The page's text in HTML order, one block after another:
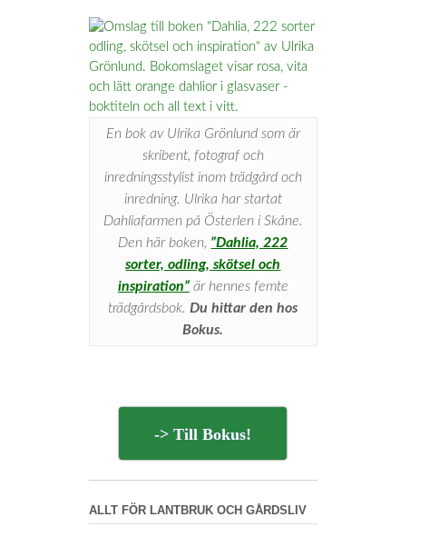
En bok av Ulrika Grönlund som är
skribent, fotograf och
inredningsstylist inom trädgård och
inredning. Ulrika har startat
Dahliafarmen på Österlen i Skåne.
Den här boken, ”Dahlia, 222
sorter, odling, skötsel och
inspiration”är hennes femte
trädgårdsbok.Du hittar den hos
Bokus.
-> Till Bokus!
ALLT FÖR LANTBRUK OCH GÅRDSLIV